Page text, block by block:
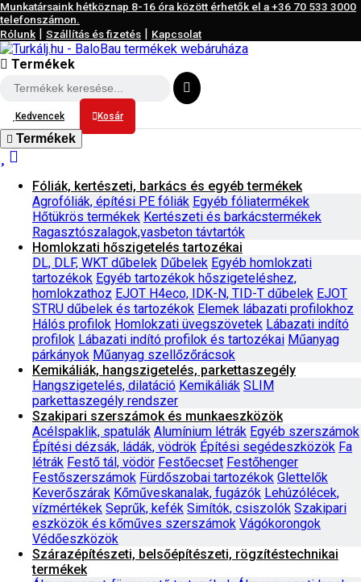
Munkatársaink hétköznap 8-16 óra között érhetők el a+36 70 533 3000
telefonszámon.
Rólunk | Szállítás és fizetés | Kapcsolat
Termékek
Kedvencek Kosár
Termékek
Fóliák, kertészeti, barkács és egyéb termékek
Agrofóliák, építési PE fóliák Egyéb fóliatermékek
Hőtükrös termékek Kertészeti és barkácstermékek
Ragasztószalagok,vasbeton távtartók
Homlokzati hőszigetelés tartozékai
DL, DLF, WKT dűbelek Dűbelek Egyéb homlokzati
tartozékok Egyéb tartozékok hőszigeteléshez,
homlokzathoz EJOT H4eco, IDK-N, TID-T dűbelek EJOT
STRU dűbelek és tartozékok Elemek lábazati profilokhoz
Hálós profilok Homlokzati üvegszövetek Lábazati indító
profilok Lábazati indító profilok és tartozékai Műanyag
párkányok Műanyag szellőzőrácsok
Kemikáliák, hangszigetelés, parkettaszegély
Hangszigetelés, dilatáció Kemikáliák SLIM
parkettaszegély rendszer
Szakipari szerszámok és munkaeszközök
Acélspaklik, spatulák Alumínium létrák Egyéb szerszámok
Építési dézsák, ládák, vödrök Építési segédeszközök Fa
létrák Festő tál, vödör Festőecset Festőhenger
Festőszerszámok Fürdőszobai tartozékok Glettelők
Keverőszárak Kőműveskanalak, fugázók Lehúzólécek,
vízmértékek Seprűk, kefék Simítók, csiszolók Szakipari
eszközök és kőműves szerszámok Vágókorongok
Védőeszközök
Szárazépítészeti, belsőépítészeti, rögzítéstechnikai
termékek